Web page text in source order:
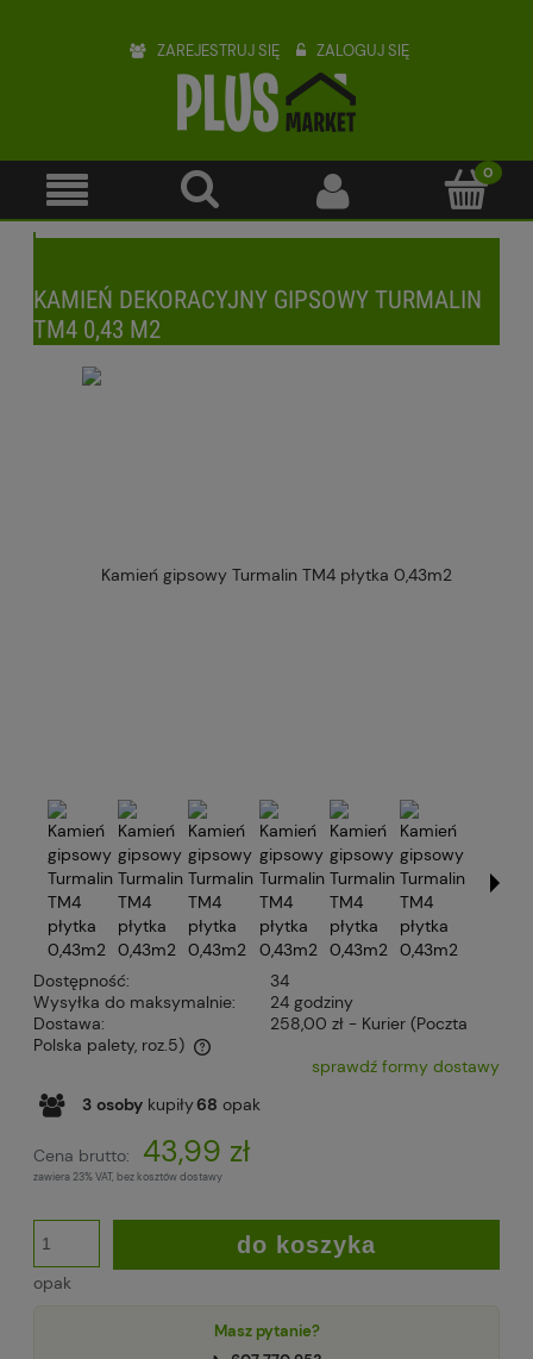
ZAREJESTRUJ SIĘ ZALOGUJ SIĘ
KAMIEŃ DEKORACYJNY GIPSOWY TURMALIN
TM4 0,43 M2
Dostępność:
34
Wysyłka do maksymalnie:
24 godziny
Dostawa:
258,00 zł - Kurier (Poczta
Polska palety, roz.5)
Cena nie zawiera ewentualnych kosztów płatnościsprawdź formy dostawy
3 osoby kupiły68 opak
Cena brutto: 43,99 zł
zawiera 23% VAT, bez kosztów dostawy
opak
do koszyka
Masz pytanie?